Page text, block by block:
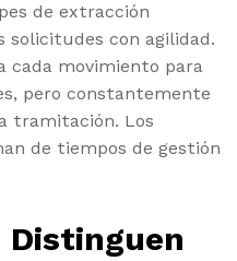
de extracción
solicitudes con agilidad.
cada movimiento para
pero constantemente
tramitación. Los
de tiempos de gestión
Distinguen